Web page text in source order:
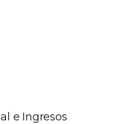
e Ingresos